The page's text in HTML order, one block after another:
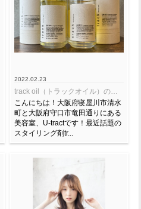
2022.02.23
こんにちは！大阪府寝屋川市清水
町と大阪府守口市竜田通りにある
美容室、U-tractです！最近話題の
スタイリング剤tr...